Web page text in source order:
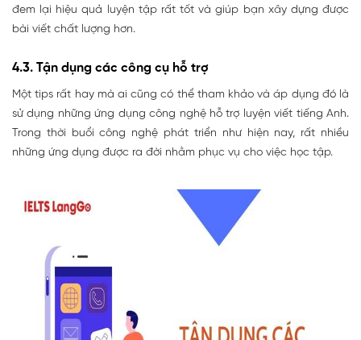
đem lại hiệu quả luyện tập rất tốt và giúp bạn xây dựng được
bài viết chất lượng hơn.
4.3. Tận dụng các công cụ hỗ trợ
Một tips rất hay mà ai cũng có thể tham khảo và áp dụng đó là
sử dụng những ứng dụng công nghệ hỗ trợ luyện viết tiếng Anh.
Trong thời buổi công nghệ phát triển như hiện nay, rất nhiều
những ứng dụng được ra đời nhằm phục vụ cho việc học tập.